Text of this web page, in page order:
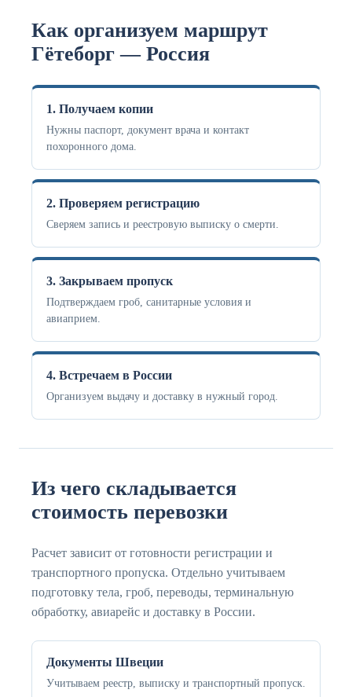
Как организуем маршрут
Гётеборг — Россия
1. Получаем копии
Нужны паспорт, документ врача и контакт
похоронного дома.
2. Проверяем регистрацию
Сверяем запись и реестровую выписку о смерти.
3. Закрываем пропуск
Подтверждаем гроб, санитарные условия и
авиаприем.
4. Встречаем в России
Организуем выдачу и доставку в нужный город.
Из чего складывается
стоимость перевозки
Расчет зависит от готовности регистрации и
транспортного пропуска. Отдельно учитываем
подготовку тела, гроб, переводы, терминальную
обработку, авиарейс и доставку в России.
Документы Швеции
Учитываем реестр, выписку и транспортный пропуск.